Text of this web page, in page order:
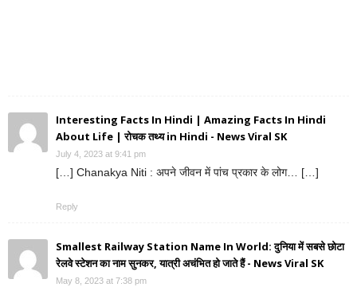
Interesting Facts In Hindi | Amazing Facts In Hindi
About Life | रोचक तथ्य in Hindi - News Viral SK
July 4, 2023 at 9:41 pm
[…] Chanakya Niti : अपने जीवन में पांच प्रकार के लोग… […]
Reply
Smallest Railway Station Name In World: दुनिया में सबसे छोटा
रेलवे स्टेशन का नाम सुनकर, यात्री अचंभित हो जाते हैं - News Viral SK
May 8, 2023 at 7:38 pm